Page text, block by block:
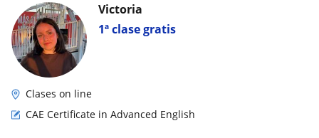
1ª clase gratis
Victoria
Clases on line
CAE Certificate in Advanced English